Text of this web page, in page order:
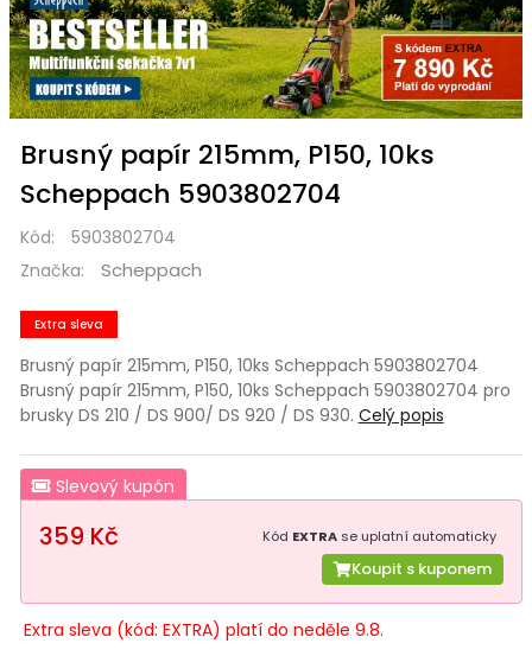
Brusný papír 215mm, P150, 10ks
Scheppach 5903802704
Kód:
5903802704
Značka:
Scheppach
Extra sleva
Brusný papír 215mm, P150, 10ks Scheppach 5903802704
Brusný papír 215mm, P150, 10ks Scheppach 5903802704 pro
brusky DS 210 / DS 900/ DS 920 / DS 930. Celý popis
Slevový kupón
359 Kč Kód EXTRA se uplatní automaticky
Koupit s kuponem
Extra sleva (kód: EXTRA) platí do neděle 9.8.